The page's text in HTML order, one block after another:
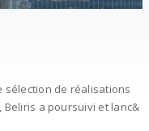
sélection de réalisations
Beliris a poursuivi et lanc&